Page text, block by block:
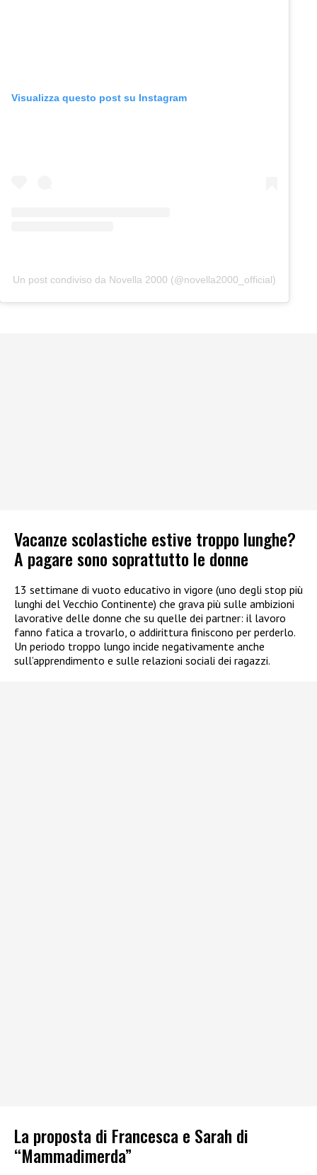
Visualizza questo post su Instagram
Un post condiviso da Novella 2000 (@novella2000_official)
Vacanze scolastiche estive troppo lunghe?
A pagare sono soprattutto le donne
13 settimane di vuoto educativo in vigore (uno degli stop più
lunghi del Vecchio Continente) che grava più sulle ambizioni
lavorative delle donne che su quelle dei partner: il lavoro
fanno fatica a trovarlo, o addirittura finiscono per perderlo.
Un periodo troppo lungo incide negativamente anche
sull’apprendimento e sulle relazioni sociali dei ragazzi.
La proposta di Francesca e Sarah di
“Mammadimerda”